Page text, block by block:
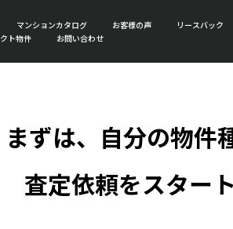
マンションカタログ お客様の声
リースバック
ト物件
お問い合わせ
まずは、自分の物件
査定依頼をスター